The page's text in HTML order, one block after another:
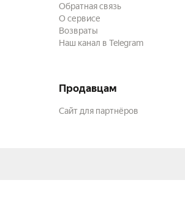
Обратная связь
О сервисе
Возвраты
Наш канал в Telegram
Продавцам
Сайт для партнёров